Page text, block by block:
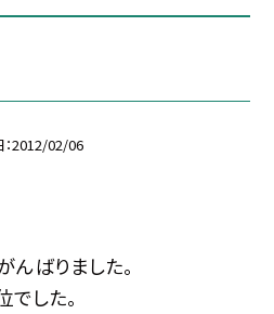
2012/02/06
ばりました。
した。